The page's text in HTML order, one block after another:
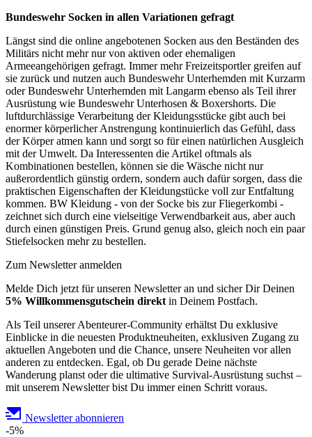
Bundeswehr Socken in allen Variationen gefragt
Längst sind die online angebotenen Socken aus den Beständen des
Militärs nicht mehr nur von aktiven oder ehemaligen
Armeeangehörigen gefragt. Immer mehr Freizeitsportler greifen auf
sie zurück und nutzen auch Bundeswehr Unterhemden mit Kurzarm
oder Bundeswehr Unterhemden mit Langarm ebenso als Teil ihrer
Ausrüstung wie Bundeswehr Unterhosen & Boxershorts. Die
luftdurchlässige Verarbeitung der Kleidungsstücke gibt auch bei
enormer körperlicher Anstrengung kontinuierlich das Gefühl, dass
der Körper atmen kann und sorgt so für einen natürlichen Ausgleich
mit der Umwelt. Da Interessenten die Artikel oftmals als
Kombinationen bestellen, können sie die Wäsche nicht nur
außerordentlich günstig ordern, sondern auch dafür sorgen, dass die
praktischen Eigenschaften der Kleidungstücke voll zur Entfaltung
kommen. BW Kleidung - von der Socke bis zur Fliegerkombi -
zeichnet sich durch eine vielseitige Verwendbarkeit aus, aber auch
durch einen günstigen Preis. Grund genug also, gleich noch ein paar
Stiefelsocken mehr zu bestellen.
Zum Newsletter anmelden
Melde Dich jetzt für unseren Newsletter an und sicher Dir Deinen
5% Willkommensgutschein direkt in Deinem Postfach.
Als Teil unserer Abenteurer-Community erhältst Du exklusive
Einblicke in die neuesten Produktneuheiten, exklusiven Zugang zu
aktuellen Angeboten und die Chance, unsere Neuheiten vor allen
anderen zu entdecken. Egal, ob Du gerade Deine nächste
Wanderung planst oder die ultimative Survival-Ausrüstung suchst –
mit unserem Newsletter bist Du immer einen Schritt voraus.
Newsletter abonnieren
-5%